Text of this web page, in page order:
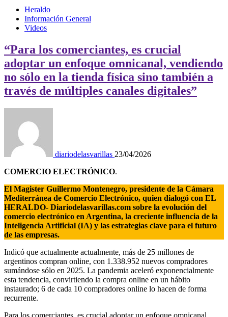
Heraldo
Información General
Videos
“Para los comerciantes, es crucial
adoptar un enfoque omnicanal, vendiendo
no sólo en la tienda física sino también a
través de múltiples canales digitales”
diariodelasvarillas 23/04/2026
COMERCIO ELECTRÓNICO.
El Magister Guillermo Montenegro, presidente de la Cámara
Mediterránea de Comercio Electrónico, quien dialogó con EL
HERALDO- Diariodelasvarillas.com sobre la evolución del
comercio electrónico en Argentina, la creciente influencia de la
Inteligencia Artificial (IA) y las estrategias clave para el futuro
de las empresas.
Indicó que actualmente actualmente, más de 25 millones de
argentinos compran online, con 1.338.952 nuevos compradores
sumándose sólo en 2025. La pandemia aceleró exponencialmente
esta tendencia, convirtiendo la compra online en un hábito
instaurado; 6 de cada 10 compradores online lo hacen de forma
recurrente.
Para los comerciantes, es crucial adoptar un enfoque omnicanal,